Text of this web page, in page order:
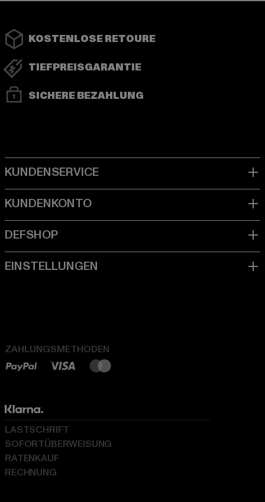
KOSTENLOSE RETOURE
TIEFPREISGARANTIE
SICHERE BEZAHLUNG
ZAHLUNGSMETHODEN
LASTSCHRIFT
SOFORTÜBERWEISUNG
RATENKAUF
RECHNUNG